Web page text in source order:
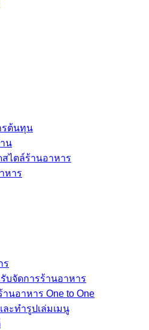
รต้นทุน
น
ไตล์ร้านอาหาร
หาร
ร
บจัดการร้านอาหาร
นอาหาร One to One
ะทำรูปเล่มเมนู